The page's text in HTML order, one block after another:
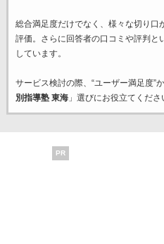
総合満足度だけでなく、様々な切り口
評価。さらに回答者の口コミや評判と
しています。
サービス検討の際、“ユーザー満足度”
別指導塾 東海」選びにお役立てくださ
PR